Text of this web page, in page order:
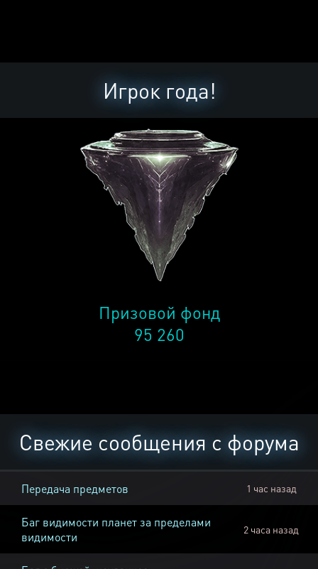
Игрок года!
Призовой фонд
95 260
Свежие сообщения с форума
Передача предметов 1 час назад
Баг видимости планет за пределами
видимости
2 часа назад